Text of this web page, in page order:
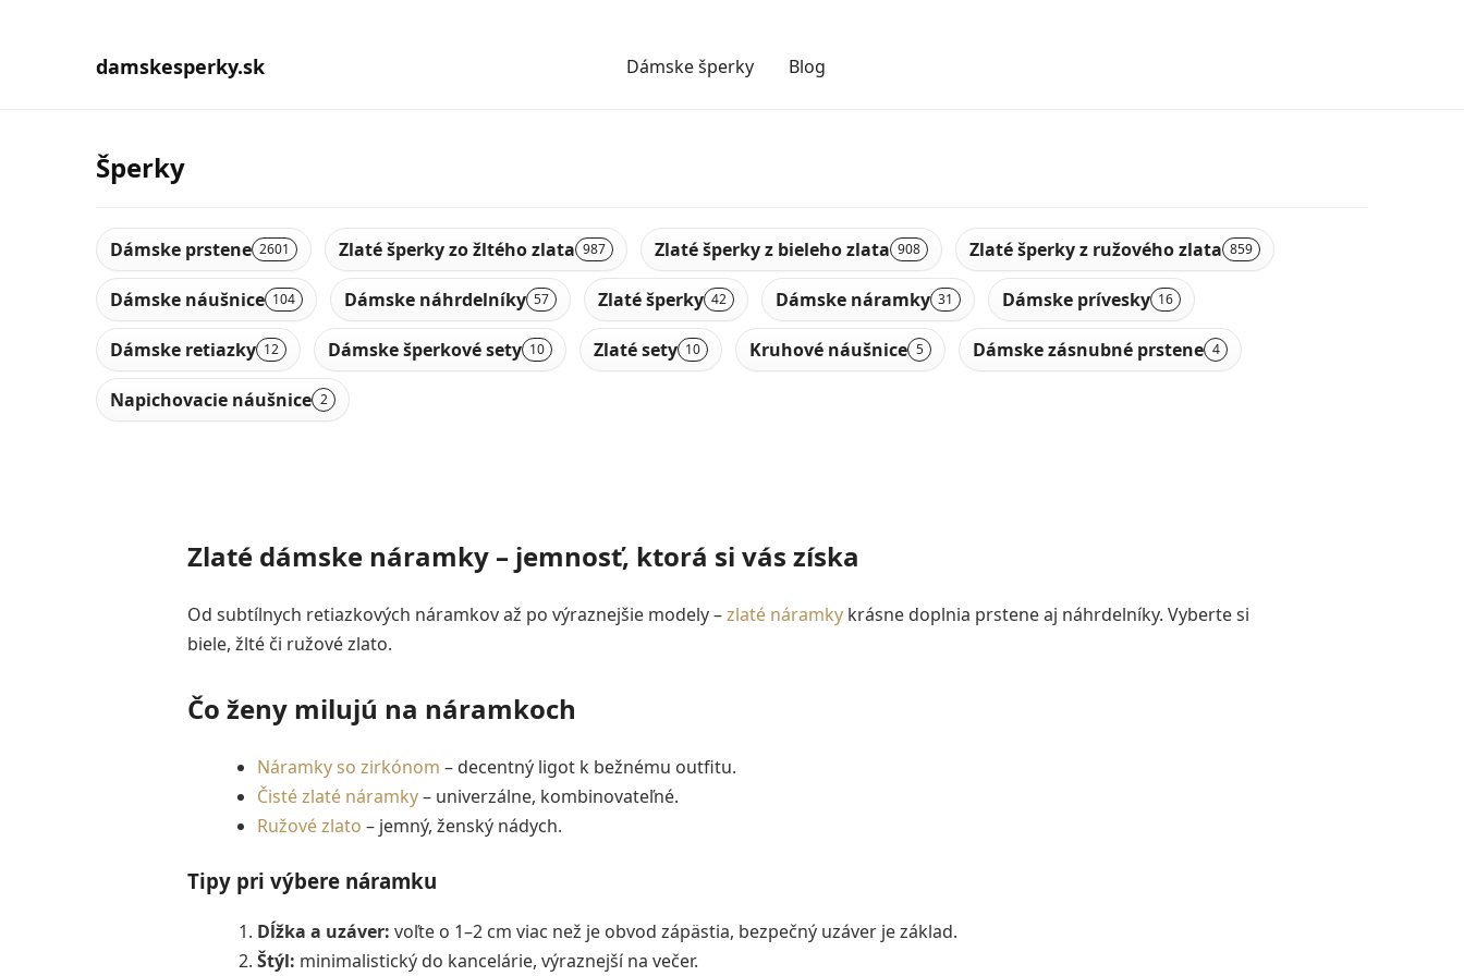
damskesperky.sk Dámske šperky Blog
Šperky
Dámske prstene 2601 Zlaté šperky zo žltého zlata 987 Zlaté šperky z bieleho zlata 908 Zlaté šperky z ružového zlata 859
Dámske náušnice 104 Dámske náhrdelníky 57 Zlaté šperky 42 Dámske náramky 31 Dámske prívesky 16
Dámske retiazky 12 Dámske šperkové sety 10 Zlaté sety 10 Kruhové náušnice 5 Dámske zásnubné prstene 4
Napichovacie náušnice 2
Zlaté dámske náramky – jemnosť, ktorá si vás získa
Od subtílnych retiazkových náramkov až po výraznejšie modely –zlaté náramky krásne doplnia prstene aj náhrdelníky. Vyberte si
biele, žlté či ružové zlato.
Čo ženy milujú na náramkoch
Náramky so zirkónom – decentný ligot k bežnému outfitu.
Čisté zlaté náramky– univerzálne, kombinovateľné.
Ružové zlato – jemný, ženský nádych.
Tipy pri výbere náramku
Dĺžka a uzáver: voľte o 1–2 cm viac než je obvod zápästia, bezpečný uzáver je základ.
Štýl: minimalistický do kancelárie, výraznejší na večer.